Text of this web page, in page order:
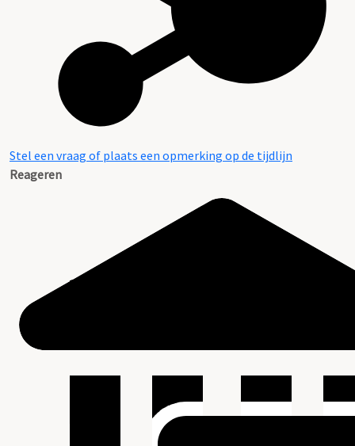
Stel een vraag of plaats een opmerking op de tijdlijn
Reageren